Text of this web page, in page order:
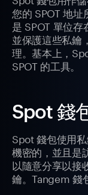
您的 SPOT 地址
是 SPOT 單位
並保護這些私鑰
理。基本上，
SPOT 的工具。
Spot 錢
Spot 錢包使用
機密的，並且是
以隨意分享以接
鑰。Tangem 錢